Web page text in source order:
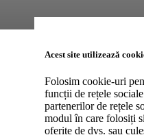
PRO
Acest site utilizează
Folosim cookie-uri
funcții de rețele
partenerilor de rețele
modul în care folosiți
oferite de dvs. sau